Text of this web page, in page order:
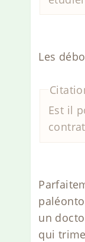
Les
Est il
un
qui